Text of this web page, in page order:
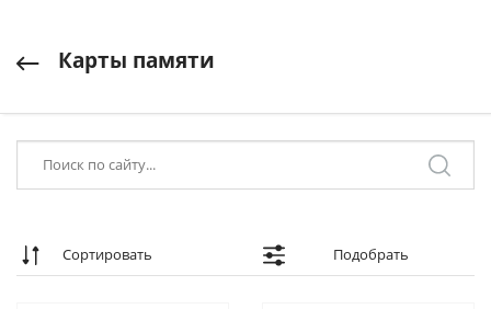
Карты памяти
Сортировать Подобрать